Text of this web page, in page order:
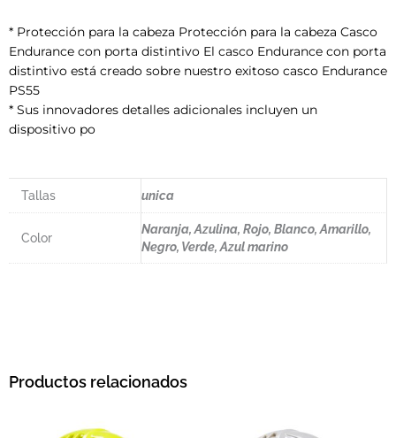
* Protección para la cabeza Protección para la cabeza Casco
Endurance con porta distintivo El casco Endurance con porta
distintivo está creado sobre nuestro exitoso casco Endurance
PS55
* Sus innovadores detalles adicionales incluyen un
dispositivo po
Tallas unica
Color
Naranja, Azulina, Rojo, Blanco, Amarillo,
Negro, Verde, Azul marino
Productos relacionados
Este producto tiene múltiples variantes.